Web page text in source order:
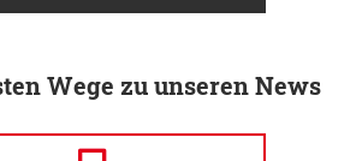
Wege zu unseren News